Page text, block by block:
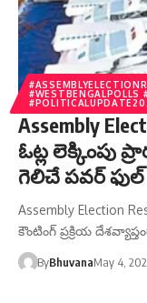
#WESTBENGALPOLLS
Assembly
ఓట్ల లెక్కింపు
గెలిచే పవర్
Assembly Election
కౌంటింగ్ ప్రక్రియ
ByBhuvanaMay 4,